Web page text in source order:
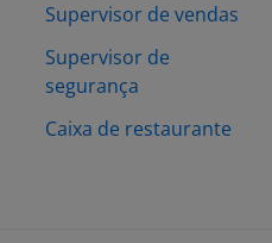
Supervisor de vendas
Supervisor de
segurança
Caixa de restaurante